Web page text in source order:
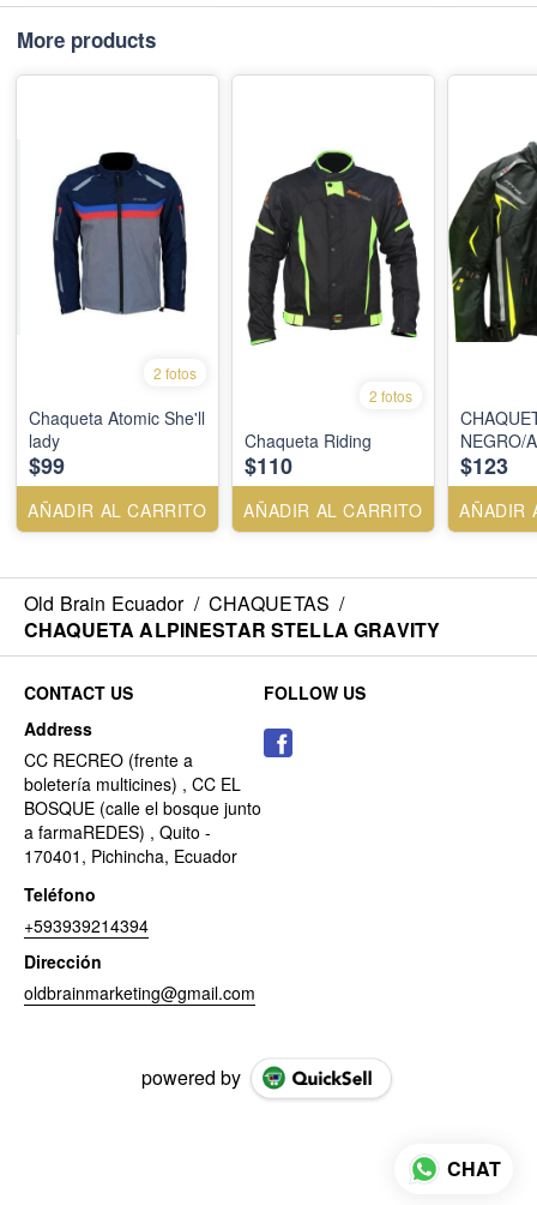
More products
2 fotos
Chaqueta Atomic She'll
lady
$99
AÑADIR AL CARRITO
2 fotos
Chaqueta Riding
$110
AÑADIR AL CARRITO
NEGRO/
$123
AÑADIR
Old Brain Ecuador / CHAQUETAS /
CHAQUETA ALPINESTAR STELLA GRAVITY
CONTACT US
Address
CC RECREO (frente a
boletería multicines) , CC EL
BOSQUE (calle el bosque junto
a farmaREDES) , Quito -
170401, Pichincha, Ecuador
Teléfono
+593939214394
Dirección
oldbrainmarketing@gmail.com
FOLLOW US
powered by
CHAT